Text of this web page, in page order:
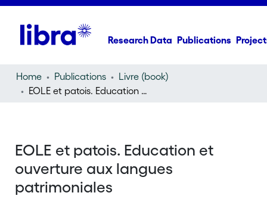
Research Data Publications
Home Publications
Livre (book)
EOLE et patois. Education et ouverture aux langues patrimoniales
EOLE et patois. Education et
ouverture aux langues
patrimoniales